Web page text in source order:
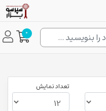
0
تعداد نمایش